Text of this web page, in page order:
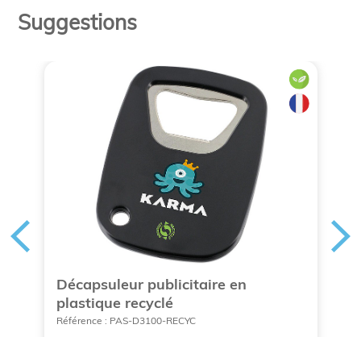
Suggestions
Décapsuleur publicitaire en
plastique recyclé
Référence : PAS-D3100-RECYC